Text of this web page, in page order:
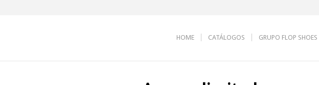
HOME CATÁLOGOS GRUPO FLOP SHOES